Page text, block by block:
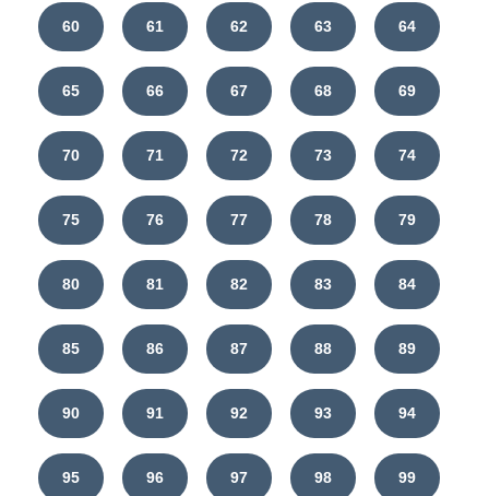
60 61 62 63 64
65 66 67 68 69
70 71 72 73 74
75 76 77 78 79
80 81 82 83 84
85 86 87 88 89
90 91 92 93 94
95 96 97 98 99